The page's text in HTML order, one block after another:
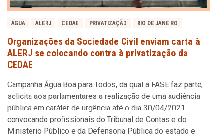
ÁGUA ALERJ CEDAE PRIVATIZAÇÃO RIO DE JANEIRO
Organizações da Sociedade Civil enviam carta à
ALERJ se colocando contra à privatização da
CEDAE
Campanha Água Boa para Todos, da qual a FASE faz parte,
solicita aos parlamentares a realização de uma audiência
pública em caráter de urgência até o dia 30/04/2021
convocando profissionais do Tribunal de Contas e do
Ministério Público e da Defensoria Pública do estado e